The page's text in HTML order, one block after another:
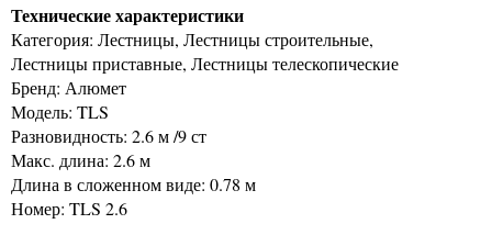
Технические характеристики
Категория: Лестницы, Лестницы строительные,
Лестницы приставные, Лестницы телескопические
Бренд: Алюмет
Модель: TLS
Разновидность: 2.6 м /9 ст
Макс. длина: 2.6 м
Длина в сложенном виде: 0.78 м
Номер: TLS 2.6